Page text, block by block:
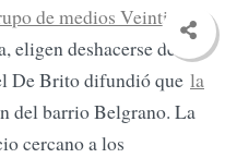
de medios Veintitrés
eligen deshacerse de su
De Brito difundió que la
del barrio Belgrano. La
cercano a los